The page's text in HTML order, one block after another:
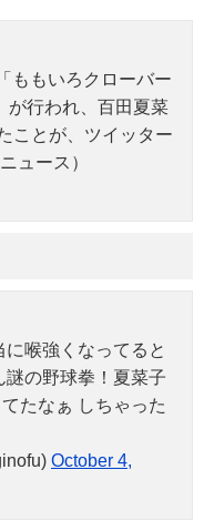
ももいろクローバー
が行われ、百田夏菜
ことが、ツイッター
ュース）
喉強くなってると
の野球拳！夏菜子
たなぁ しちゃった
October 4,